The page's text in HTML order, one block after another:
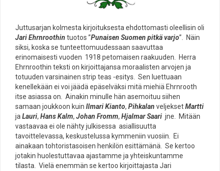
Juttusarjan kolmesta kirjoituksesta ehdottomasti oleellisin oli
Jari Ehrnroothin tuotos ”Punaisen Suomen pitkä varjo”. Näin
siksi, koska se tunteettomuudessaan saavuttaa
erinomaisesti vuoden 1918 petomaisen raakuuden. Herra
Ehrnroothin teksti on kirjoittajansa moraalisten arvojen ja
totuuden varsinainen strip teas -esitys. Sen luettuaan
kenellekään ei voi jäädä epäselväksi mitä miehiä Ehrnrooth
itse asiassa on. Ainakin minulle hän asemoituu siihen
samaan joukkoon kuin Ilmari Kianto, Pihkalan veljeksetMartti
jaLauri, Hans Kalm, Johan Fromm, Hjalmar Saari jne. Mitään
vastaavaa ei ole nähty julkisessa asiallisuutta
tavoittelevassa, keskustelussa kymmeniin vuosiin. Ei
ainakaan tohtoristasoisen henkilön esittämänä. Se kertoo
jotakin huolestuttavaa ajastamme ja yhteiskuntamme
tilasta. Vielä enemmän se kertoo kirjoittajasta Jari